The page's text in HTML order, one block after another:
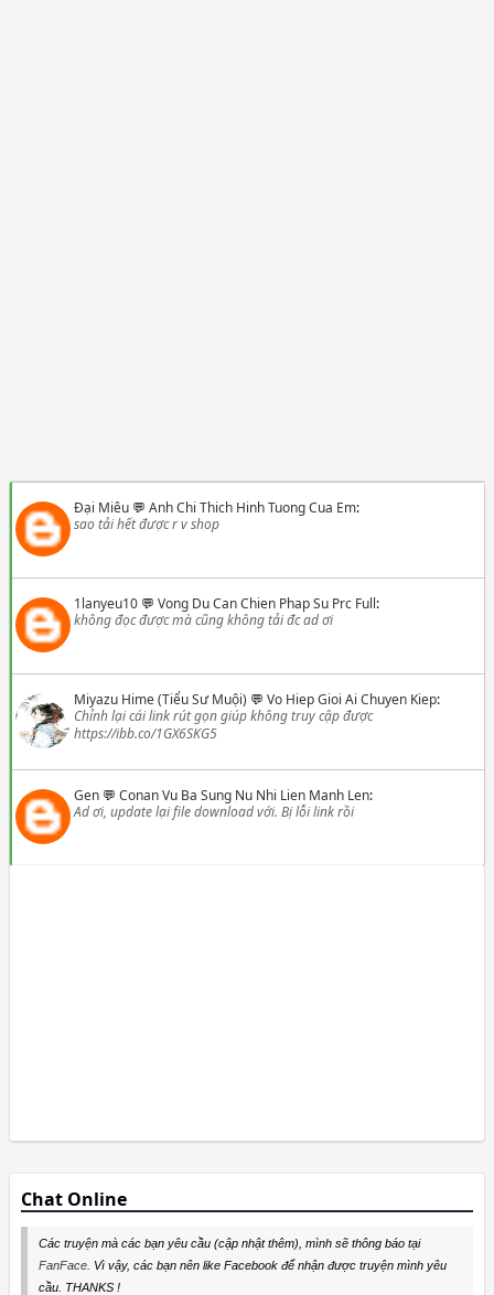
Đại Miêu💬 Anh Chi Thich Hinh Tuong Cua Em:
sao tải hết được r v shop
1lanyeu10💬 Vong Du Can Chien Phap Su Prc Full:
không đọc được mà cũng không tải đc ad ơi
Miyazu Hime (Tiểu Sư Muội) 💬 Vo Hiep Gioi Ai Chuyen Kiep:
Chỉnh lại cái link rút gọn giúp không truy cập được
https://ibb.co/1GX6SKG5
Gen💬 Conan Vu Ba Sung Nu Nhi Lien Manh Len:
Ad ơi, update lại file download với. Bị lỗi link rồi
Chat Online
Các truyện mà các bạn yêu cầu (cập nhật thêm), mình sẽ thông báo tại
FanFace. Vì vậy, các bạn nên like Facebook để nhận được truyện mình yêu
cầu. THANKS !